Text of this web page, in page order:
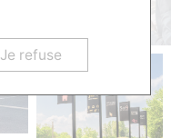
Je refuse